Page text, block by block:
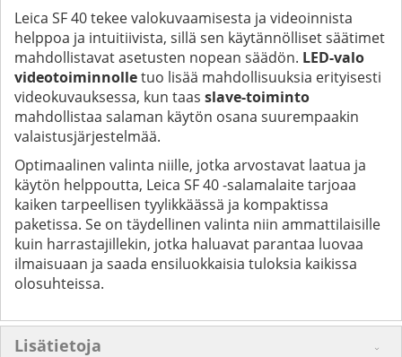
Leica SF 40 tekee valokuvaamisesta ja videoinnista
helppoa ja intuitiivista, sillä sen käytännölliset säätimet
mahdollistavat asetusten nopean säädön. LED-valo
videotoiminnolletuo lisää mahdollisuuksia erityisesti
videokuvauksessa, kun taas slave-toiminto
mahdollistaa salaman käytön osana suurempaakin
valaistusjärjestelmää.
Optimaalinen valinta niille, jotka arvostavat laatua ja
käytön helppoutta, Leica SF 40 -salamalaite tarjoaa
kaiken tarpeellisen tyylikkäässä ja kompaktissa
paketissa. Se on täydellinen valinta niin ammattilaisille
kuin harrastajillekin, jotka haluavat parantaa luovaa
ilmaisuaan ja saada ensiluokkaisia tuloksia kaikissa
olosuhteissa.
Lisätietoja